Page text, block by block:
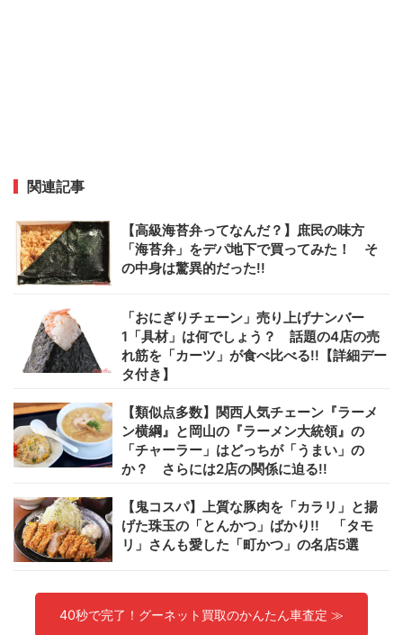
関連記事
【高級海苔弁ってなんだ？】庶民の味方
「海苔弁」をデパ地下で買ってみた！ そ
の中身は驚異的だった!!
「おにぎりチェーン」売り上げナンバー
1「具材」は何でしょう？ 話題の4店の売
れ筋を「カーツ」が食べ比べる!!【詳細デー
タ付き】
【類似点多数】関西人気チェーン『ラーメ
ン横綱』と岡山の『ラーメン大統領』の
「チャーラー」はどっちが「うまい」の
か？ さらには2店の関係に迫る!!
【鬼コスパ】上質な豚肉を「カラリ」と揚
げた珠玉の「とんかつ」ばかり!! 「タモ
リ」さんも愛した「町かつ」の名店5選
40秒で完了！グーネット買取のかんたん車査定 ≫